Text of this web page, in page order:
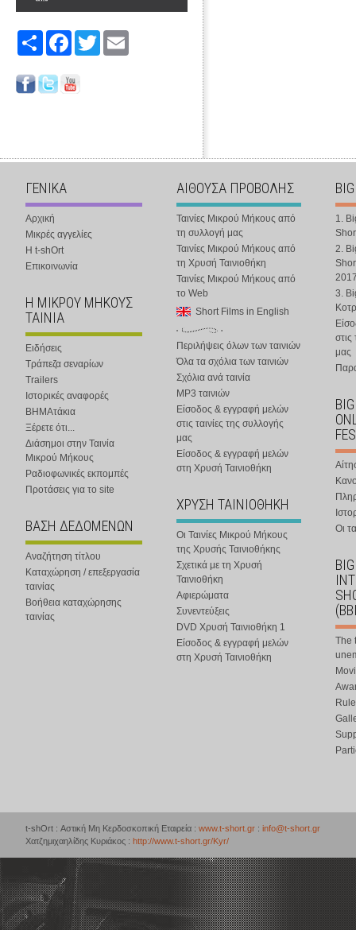
Share FacebookTwitter
ΓΕΝΙΚΑ
Αρχική
Μικρές αγγελίες
Η t-shOrt
Επικοινωνία
Η ΜΙΚΡΟΥ ΜΗΚΟΥΣ
ΤΑΙΝΙΑ
Ειδήσεις
Τράπεζα σεναρίων
Trailers
Ιστορικές αναφορές
ΒΗΜΑτάκια
Ξέρετε ότι...
Διάσημοι στην Ταινία
Μικρού Μήκους
Ραδιοφωνικές εκπομπές
Προτάσεις για το site
ΒΑΣΗ ΔΕΔΟΜΕΝΩΝ
Αναζήτηση τίτλου
Καταχώρηση / επεξεργασία
ταινίας
Βοήθεια καταχώρησης
ταινίας
ΑΙΘΟΥΣΑ ΠΡΟΒΟΛΗΣ
Ταινίες Μικρού Μήκους από
τη συλλογή μας
Ταινίες Μικρού Μήκους από
τη Χρυσή Ταινιοθήκη
Ταινίες Μικρού Μήκους από
το Web
Short Films in English
Περιλήψεις όλων των ταινιών
Όλα τα σχόλια των ταινιών
Σχόλια ανά ταινία
MP3 ταινιών
Είσοδος & εγγραφή μελών
στις ταινίες της συλλογής
μας
Είσοδος & εγγραφή μελών
στη Χρυσή Ταινιοθήκη
ΧΡΥΣΗ ΤΑΙΝΙΟΘΗΚΗ
Οι Ταινίες Μικρού Μήκους
της Χρυσής Ταινιοθήκης
Σχετικά με τη Χρυσή
Ταινιοθήκη
Αφιερώματα
Συνεντεύξεις
DVD Χρυσή Ταινιοθήκη 1
Είσοδος & εγγραφή μελών
στη Χρυσή Ταινιοθήκη
1.
2.
3.
στις
μας
Οι
The
t-shOrt : Αστική Μη Κερδοσκοπική Εταιρεία : www.t-short.gr : info@t-short.gr
Χατζημιχαηλίδης Κυριάκος : http://www.t-short.gr/Kyr/